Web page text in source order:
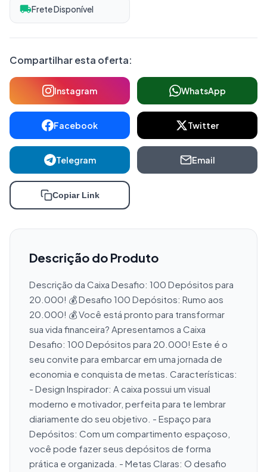
Frete Disponível
Compartilhar esta oferta:
Instagram WhatsApp
Facebook Twitter
Telegram Email
Copiar Link
Descrição do Produto
Descrição da Caixa Desafio: 100 Depósitos para
20.000! 💰 Desafio 100 Depósitos: Rumo aos
20.000! 💰 Você está pronto para transformar
sua vida financeira? Apresentamos a Caixa
Desafio: 100 Depósitos para 20.000! Este é o
seu convite para embarcar em uma jornada de
economia e conquista de metas. Características:
- Design Inspirador: A caixa possui um visual
moderno e motivador, perfeita para te lembrar
diariamente do seu objetivo. - Espaço para
Depósitos: Com um compartimento espaçoso,
você pode fazer seus depósitos de forma
prática e organizada. - Metas Claras: O desafio